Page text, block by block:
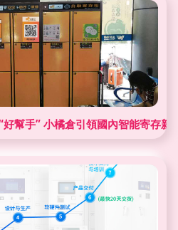
幫手” 小橘倉引領國內智能寄存新